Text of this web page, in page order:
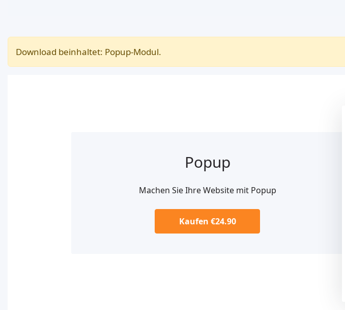
Download beinhaltet: Popup-Modul.
Popup
Machen Sie Ihre Website mit Popup
Kaufen €24.90